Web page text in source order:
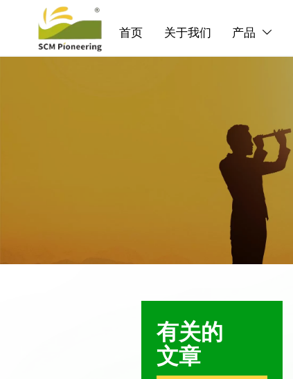
首页 关于我们 产品 
有关的
文章